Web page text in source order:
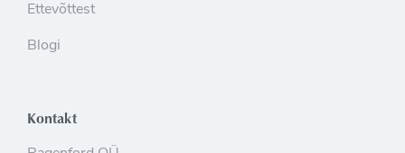
Ettevõttest
Blogi
Kontakt